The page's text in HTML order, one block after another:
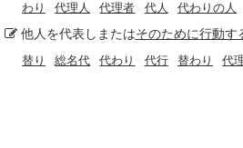
わり
代理人 代理者 代人 代わりの人
他人を代表しまたはそのために行動す
替り 総名代 代わり 代行 替わり 代